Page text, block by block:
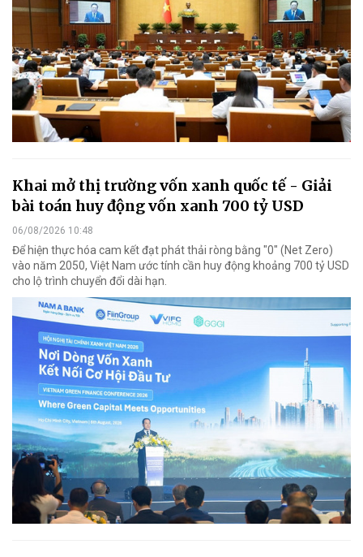
Khai mở thị trường vốn xanh quốc tế - Giải
bài toán huy động vốn xanh 700 tỷ USD
06/08/2026 10:48
Để hiện thực hóa cam kết đạt phát thải ròng bằng "0" (Net Zero)
vào năm 2050, Việt Nam ước tính cần huy động khoảng 700 tỷ USD
cho lộ trình chuyển đổi dài hạn.